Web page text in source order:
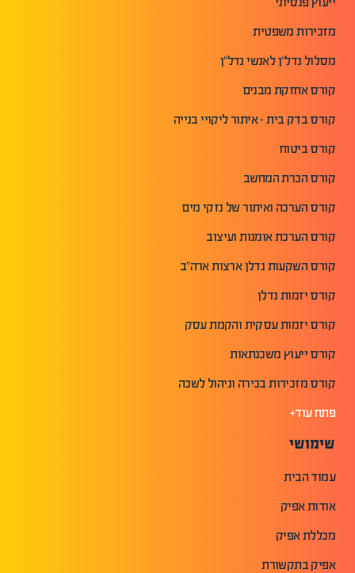
מזכירות משפטית
מסלול נדל"ן לאנשי נדל"ן
קורס אחזקת מבנים
קורס בדק בית - איתור ליקויי בנייה
קורס ביטוח
קורס הכרת המחשב
קורס הערכה ואיתור של נזקי מים
קורס הערכת אומנות ועיצוב
קורס השקעות נדלן ארצות ארה"ב
קורס יזמות נדלן
קורס יזמות עסקית והקמת עסק
קורס ייעוץ משכנתאות
קורס מזכירות בכירה וניהול לשכה
פתח עוד+
שימושי
עמוד הבית
אודות אפיק
מכללת אפיק
אפיק בתקשורת